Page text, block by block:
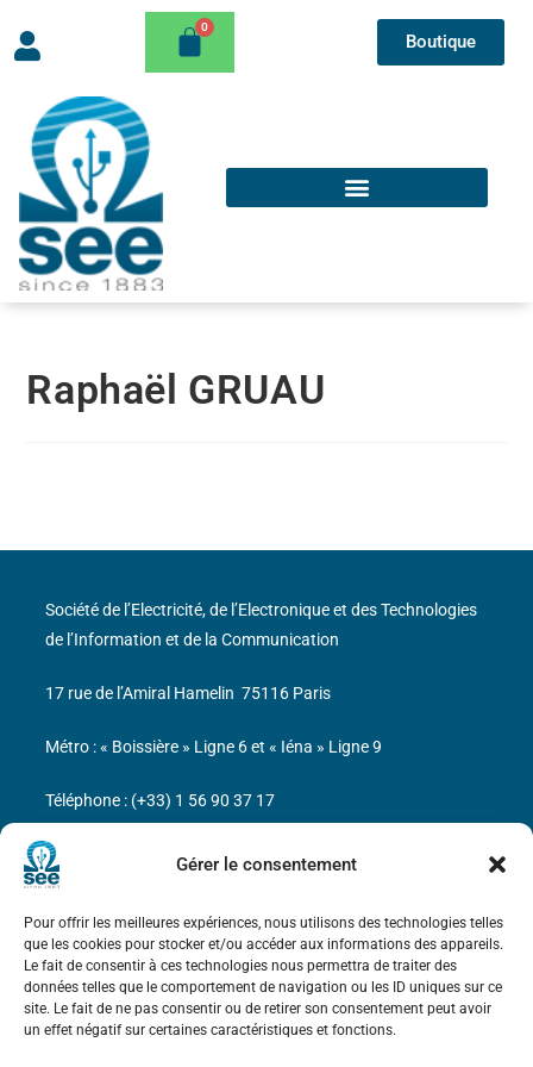
Gérer le consentement
Pour offrir les meilleures expériences, nous utilisons des technologies telles
que les cookies pour stocker et/ou accéder aux informations des appareils.
Le fait de consentir à ces technologies nous permettra de traiter des
données telles que le comportement de navigation ou les ID uniques sur ce
site. Le fait de ne pas consentir ou de retirer son consentement peut avoir
un effet négatif sur certaines caractéristiques et fonctions.
Boutique
Raphaël GRUAU
Bicentenaire des découvertes d’André-
Marie Ampère
Mentions légales
Société de l’Electricité, de l’Electronique et des Technologies
de l’Information et de la Communication
17 rue de l’Amiral Hamelin 75116 Paris
Métro : « Boissière » Ligne 6 et « Iéna » Ligne 9
Téléphone : (+33) 1 56 90 37 17
N° de SIREN : 785 393 232, Code APE : 9412Z TVA intra-
communautaire : FR44 785 393 232